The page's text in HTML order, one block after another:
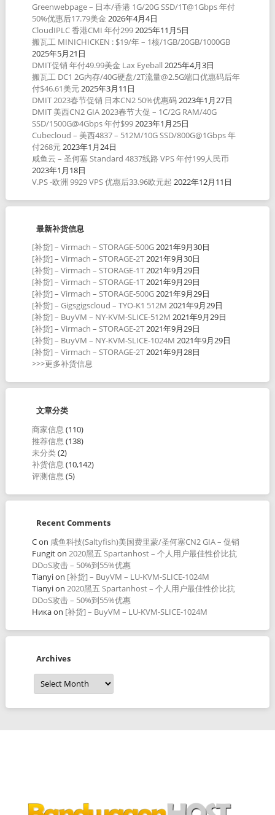
Greenwebpage – 日本/香港 1G/20G SSD/1T@1Gbps 年付
50%优惠后17.79美金 2026年4月4日
CloudIPLC 香港CMI 年付2992025年11月5日
搬瓦工 MINICHICKEN : $19/年 – 1核/1GB/20GB/1000GB
2025年5月21日
DMIT促销 年付49.99美金 Lax Eyeball 2025年4月3日
搬瓦工 DC1 2G内存/40G硬盘/2T流量@2.5G端口优惠码后年
付$46.61美元2025年3月11日
DMIT 2023春节促销 日本CN2 50%优惠码2023年1月27日
DMIT 美西CN2 GIA 2023春节大促 – 1C/2G RAM/40G
SSD/1500G@4Gbps 年付$992023年1月25日
Cubecloud – 美西4837 – 512M/10G SSD/800G@1Gbps 年
付268元2023年1月24日
咸鱼云 – 圣何塞 Standard 4837线路 VPS 年付199人民币
2023年1月18日
V.PS -欧洲 9929 VPS 优惠后33.96欧元起 2022年12月11日
最新补货信息
[补货] – Virmach – STORAGE-500G2021年9月30日
[补货] – Virmach – STORAGE-2T2021年9月30日
[补货] – Virmach – STORAGE-1T2021年9月29日
[补货] – Virmach – STORAGE-1T2021年9月29日
[补货] – Virmach – STORAGE-500G2021年9月29日
[补货] – Gigsgigscloud – TYO-K1 512M 2021年9月29日
[补货] – BuyVM – NY-KVM-SLICE-512M 2021年9月29日
[补货] – Virmach – STORAGE-2T2021年9月29日
[补货] – BuyVM – NY-KVM-SLICE-1024M 2021年9月29日
[补货] – Virmach – STORAGE-2T2021年9月28日
>>>更多补货信息
文章分类
商家信息 (110)
推荐信息 (138)
未分类(2)
补货信息 (10,142)
评测信息 (5)
Recent Comments
Con 咸鱼科技(Saltyfish)美国费里蒙/圣何塞CN2 GIA – 促销
Fungiton 2020黑五 Spartanhost – 个人用户最佳性价比抗
DDoS攻击 – 50%到55%优惠
Tianyion [补货] – BuyVM – LU-KVM-SLICE-1024M
Tianyion 2020黑五 Spartanhost – 个人用户最佳性价比抗
DDoS攻击 – 50%到55%优惠
Никаon [补货] – BuyVM – LU-KVM-SLICE-1024M
Archives
Archives